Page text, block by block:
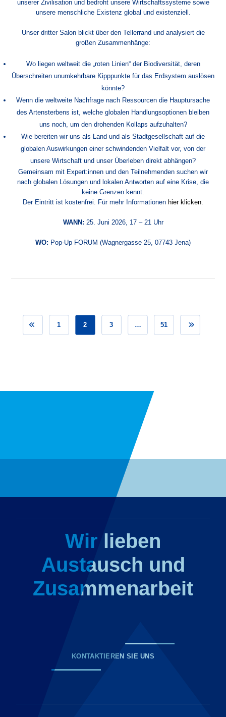
unserer Zivilisation und bedroht unsere Wirtschaftssysteme sowie
unsere menschliche Existenz global und existenziell.
Unser dritter Salon blickt über den Tellerrand und analysiert die
großen Zusammenhänge:
Wo liegen weltweit die „roten Linien“ der Biodiversität, deren
Überschreiten unumkehrbare Kipppunkte für das Erdsystem auslösen
könnte?
Wenn die weltweite Nachfrage nach Ressourcen die Hauptursache
des Artensterbens ist, welche globalen Handlungsoptionen bleiben
uns noch, um den drohenden Kollaps aufzuhalten?
Wie bereiten wir uns als Land und als Stadtgesellschaft auf die
globalen Auswirkungen einer schwindenden Vielfalt vor, von der
unsere Wirtschaft und unser Überleben direkt abhängen?
Gemeinsam mit Expert:innen und den Teilnehmenden suchen wir
nach globalen Lösungen und lokalen Antworten auf eine Krise, die
keine Grenzen kennt.
Der Eintritt ist kostenfrei. Für mehr Informationen hier klicken.
WANN: 25. Juni 2026, 17 – 21 Uhr
WO: Pop-Up FORUM (Wagnergasse 25, 07743 Jena)
1 2 3 … 51
Wir lieben
Austausch und
Zusammenarbeit
KONTAKTIEREN SIE UNS